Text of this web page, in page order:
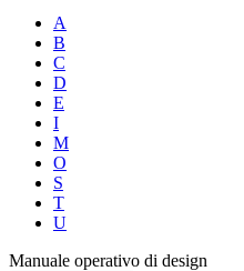
A
B
C
D
E
I
M
O
S
T
U
Manuale operativo di design